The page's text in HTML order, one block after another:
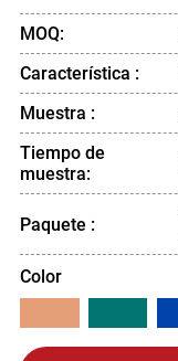
MOQ:
Característica :
Muestra :
Tiempo de
muestra:
Paquete :
Color